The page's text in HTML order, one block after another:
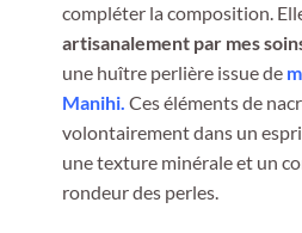
compléter la composition.
artisanalement par mes
une huître perlière issue de
Manihi. Ces éléments de
volontairement dans un
une texture minérale et un
rondeur des perles.